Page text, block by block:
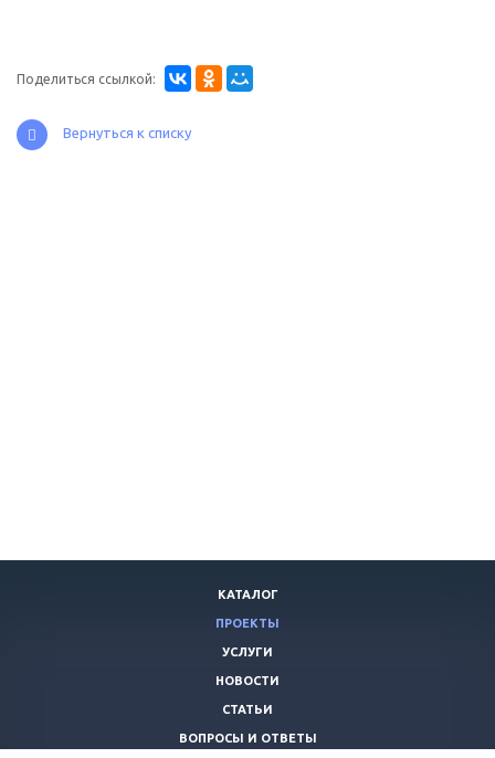
Поделиться ссылкой:
Вернуться к списку
КАТАЛОГ
ПРОЕКТЫ
УСЛУГИ
НОВОСТИ
СТАТЬИ
ВОПРОСЫ И ОТВЕТЫ